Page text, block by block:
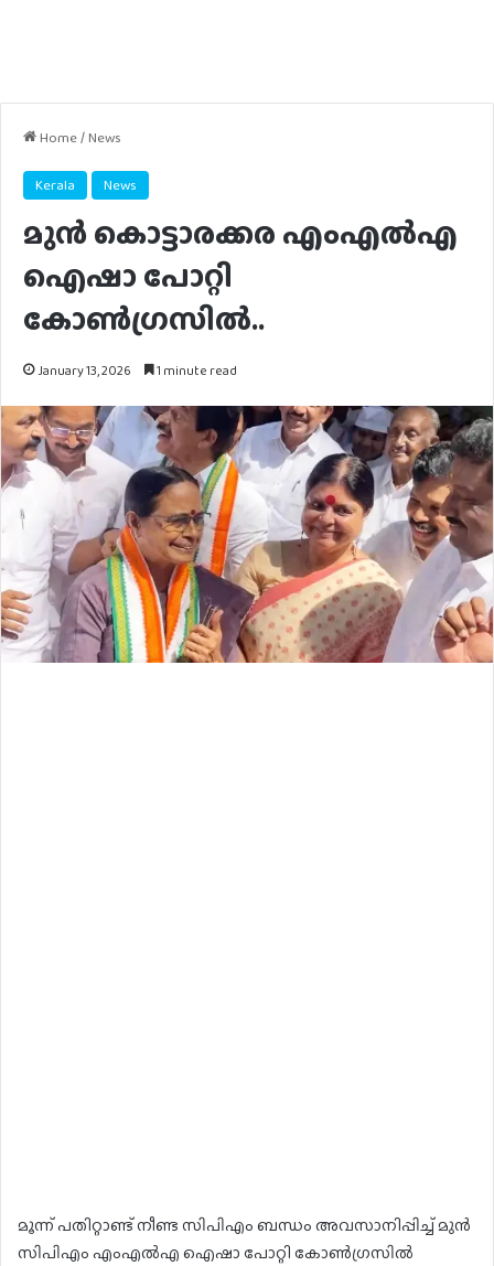
Home/News
Kerala News
മുന്‍ കൊട്ടാരക്കര എംഎല്‍എ
ഐഷാ പോറ്റി
കോണ്‍ഗ്രസില്‍..
January 13, 2026 1 minute read
മൂന്ന് പതിറ്റാണ്ട് നീണ്ട സിപിഎം ബന്ധം അവസാനിപ്പിച്ച് മുന്‍
സിപിഎം എംഎല്‍എ ഐഷാ പോറ്റി കോണ്‍ഗ്രസില്‍